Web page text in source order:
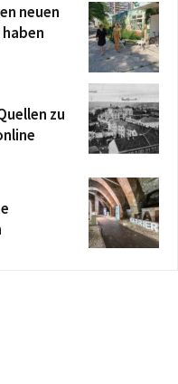
neuen
zu